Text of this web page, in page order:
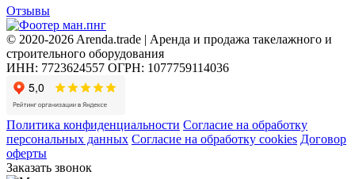
Отзывы
© 2020-2026 Arenda.trade | Аренда и продажа такелажного и
строительного оборудования
ИНН: 7723624557 ОГРН: 1077759114036
Политика конфиденциальности Согласие на обработку
персональных данных Согласие на обработку cookies Договор
оферты
Заказать звонок